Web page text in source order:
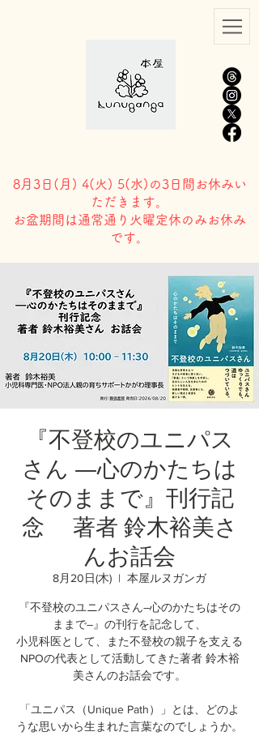
8月3日( 月) 4(火) 5(水)の3日間お休みい
ただきます。
​お盆期間は通常通り火曜定休のみお休み
です。
『不登校のユニパス
さん ―心のかたちは
そのままで』刊行記
念 著者 鈴木裕美さ
んお話会
8月20日(木)
  |
本屋ルヌガンガ
『不登校のユニパスさん―心のかたちはその
ままで―』の刊行を記念して、
小児科医として、また不登校の親子を支える
NPOの代表として活動してきた著者 鈴木裕
美さんのお話会です。
「ユニパス（Unique Path）」とは、どのよ
うな思いから生まれた言葉なのでしょうか。